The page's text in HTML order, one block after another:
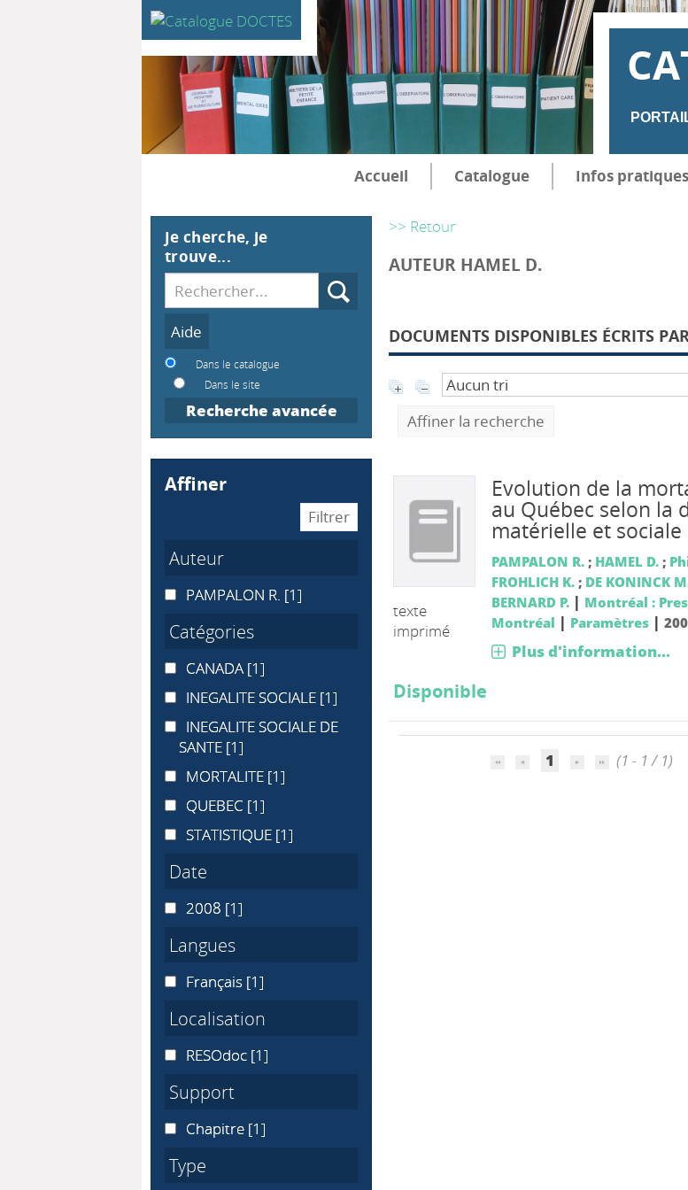
Accueil Catalogue Infos pratiques
>> Retour
AUTEUR HAMEL D.
DOCUMENTS DISPONIBLES ÉCRITS
Affiner la recherche
texte
imprimé
Evolution de la
au Québec selon la
matérielle et sociale
PAMPALON R.; HAMEL D.;
FROHLICH K.; DE KONINCK
BERNARD P. | Montréal :
Montréal | Paramètres|
Plus d'information...
Disponible
1 (1 - 1 / 1)
Je cherche, je
trouve...
Recherche
Dans le catalogue
Dans le site
Recherche avancée
affiner
Auteur
PAMPALON R.
PAMPALON R. [1]
Catégories
CANADA
CANADA [1]
INEGALITE SOCIALE
INEGALITE SOCIALE [1]
INEGALITE SOCIALE DE SANTE
INEGALITE SOCIALE DE
SANTE [1]
MORTALITE
MORTALITE [1]
QUEBEC
QUEBEC [1]
STATISTIQUE
STATISTIQUE [1]
Date
20082008 [1]
Langues
Français
Français [1]
Localisation
RESOdoc
RESOdoc [1]
Support
Chapitre
Chapitre [1]
Type